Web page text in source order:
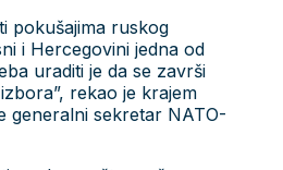
pokušajima ruskog
i Hercegovini jedna od
uraditi je da se završi
rekao je krajem
generalni sekretar NATO-